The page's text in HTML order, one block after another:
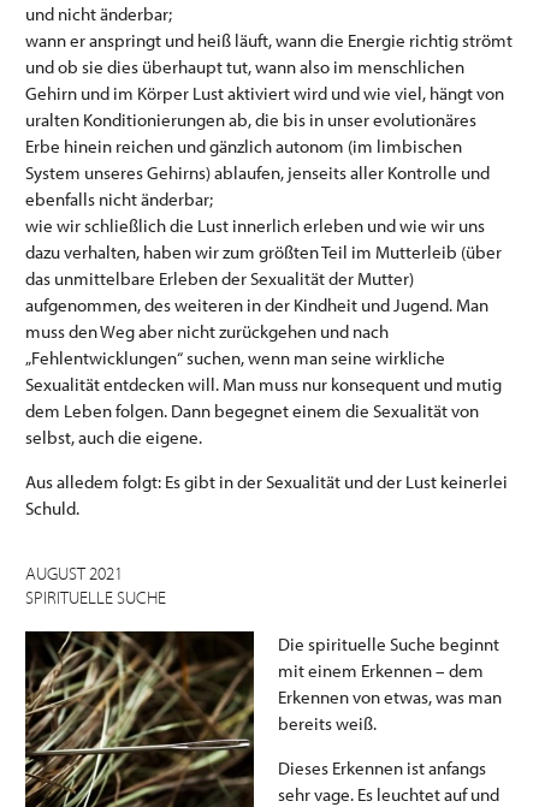
und nicht änderbar;
wann er anspringt und heiß läuft, wann die Energie richtig strömt
und ob sie dies überhaupt tut, wann also im menschlichen
Gehirn und im Körper Lust aktiviert wird und wie viel, hängt von
uralten Konditionierungen ab, die bis in unser evolutionäres
Erbe hinein reichen und gänzlich autonom (im limbischen
System unseres Gehirns) ablaufen, jenseits aller Kontrolle und
ebenfalls nicht änderbar;
wie wir schließlich die Lust innerlich erleben und wie wir uns
dazu verhalten, haben wir zum größten Teil im Mutterleib (über
das unmittelbare Erleben der Sexualität der Mutter)
aufgenommen, des weiteren in der Kindheit und Jugend. Man
muss den Weg aber nicht zurückgehen und nach
„Fehlentwicklungen“ suchen, wenn man seine wirkliche
Sexualität entdecken will. Man muss nur konsequent und mutig
dem Leben folgen. Dann begegnet einem die Sexualität von
selbst, auch die eigene.
Aus alledem folgt: Es gibt in der Sexualität und der Lust keinerlei
Schuld.
AUGUST 2021
SPIRITUELLE SUCHE
Die spirituelle Suche beginnt
mit einem Erkennen – dem
Erkennen von etwas, was man
bereits weiß.
Dieses Erkennen ist anfangs
sehr vage. Es leuchtet auf und